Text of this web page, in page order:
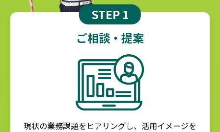
STEP 1
ご相談・提案
現状の業務課題をヒアリングし、活用イメージを